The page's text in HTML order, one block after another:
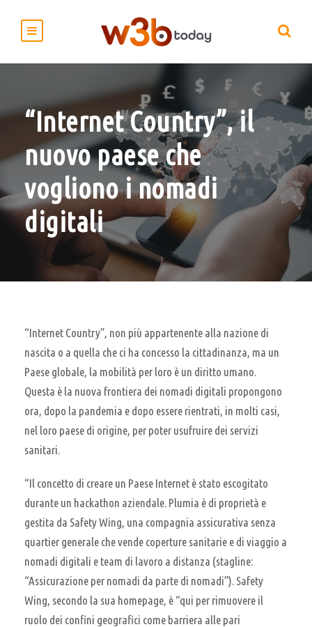
“Internet Country”, il
nuovo paese che
vogliono i nomadi
digitali
“Internet Country”, non più appartenente alla nazione di
nascita o a quella che ci ha concesso la cittadinanza, ma un
Paese globale, la mobilità per loro è un diritto umano.
Questa è la nuova frontiera dei nomadi digitali propongono
ora, dopo la pandemia e dopo essere rientrati, in molti casi,
nel loro paese di origine, per poter usufruire dei servizi
sanitari.
“Il concetto di creare un Paese Internet è stato escogitato
durante un hackathon aziendale. Plumia è di proprietà e
gestita da Safety Wing, una compagnia assicurativa senza
quartier generale che vende coperture sanitarie e di viaggio a
nomadi digitali e team di lavoro a distanza (stagline:
“Assicurazione per nomadi da parte di nomadi”). Safety
Wing, secondo la sua homepage, è “qui per rimuovere il
ruolo dei confini geografici come barriera alle pari